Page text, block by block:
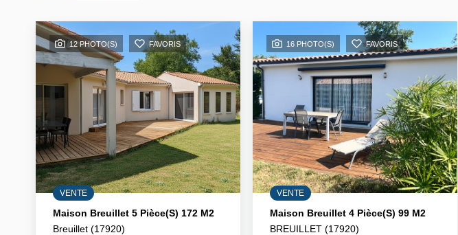
12 PHOTO(S) FAVORIS
VENTE
Maison Breuillet 5 Pièce(s) 172 M2
Breuillet (17920)
16 PHOTO(S) FAVORIS
VENTE
Maison Breuillet 4 Pièce(s) 99 M2
BREUILLET (17920)